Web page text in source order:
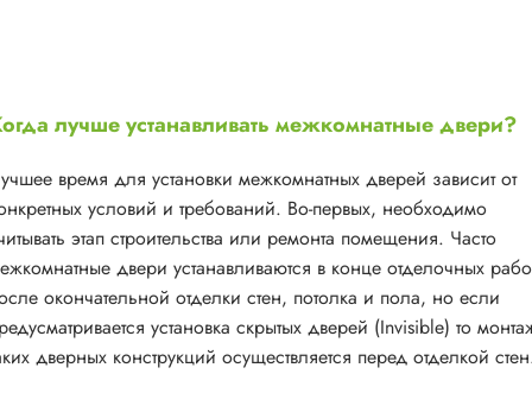
лучше устанавливать межкомнатные двери?
время для установки межкомнатных дверей зависит от
условий и требований. Во-первых, необходимо
этап строительства или ремонта помещения. Часто
двери устанавливаются в конце отделочных
окончательной отделки стен, потолка и пола, но если
установка скрытых дверей (Invisible) то
дверных конструкций осуществляется перед отделкой